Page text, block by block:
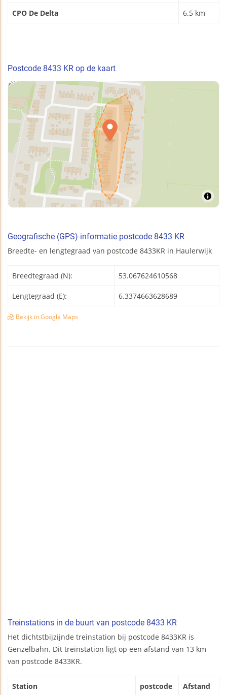
CPO De Delta 6.5 km
Postcode 8433 KR op de kaart
Geografische (GPS) informatie postcode 8433 KR
Breedte- en lengtegraad van postcode 8433KR in Haulerwijk
Breedtegraad (N): 53.067624610568
Lengtegraad (E): 6.3374663628689
Bekijk in Google Maps
Treinstations in de buurt van postcode 8433 KR
Het dichtstbijzijnde treinstation bij postcode 8433KR is
Genzelbahn. Dit treinstation ligt op een afstand van 13 km
van postcode 8433KR.
Station postcode Afstand